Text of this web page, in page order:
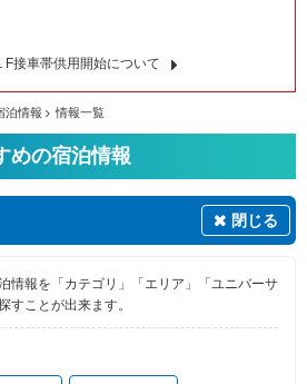
接車帯供用開始について
泊情報 情報一覧
めの宿泊情報
閉じる
情報を「カテゴリ」「エリア」「ユニバーサ
すことが出来ます。